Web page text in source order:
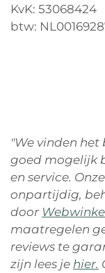
KvK: 53068424
btw:
"We vinden
goed mogelijk
en service.
onpartijdig,
door
maatregelen
reviews te
zijn lees je hier.